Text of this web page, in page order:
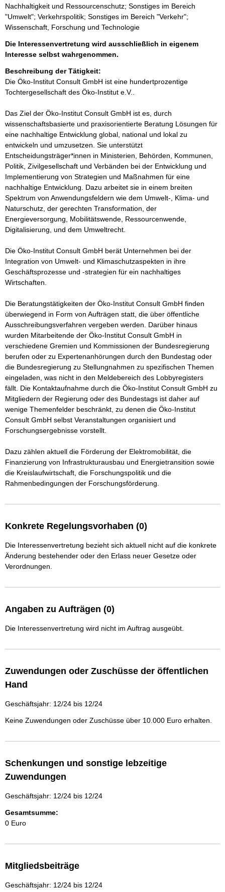
Nachhaltigkeit und Ressourcenschutz; Sonstiges im Bereich
"Umwelt"; Verkehrspolitik; Sonstiges im Bereich "Verkehr";
Wissenschaft, Forschung und Technologie
Die Interessenvertretung wird ausschließlich in eigenem
Interesse selbst wahrgenommen.
Beschreibung der Tätigkeit:
Die Öko-Institut Consult GmbH ist eine hundertprozentige
Tochtergesellschaft des Öko-Institut e.V..
Das Ziel der Öko-Institut Consult GmbH ist es, durch
wissenschaftsbasierte und praxisorientierte Beratung Lösungen für
eine nachhaltige Entwicklung global, national und lokal zu
entwickeln und umzusetzen. Sie unterstützt
Entscheidungsträger*innen in Ministerien, Behörden, Kommunen,
Politik, Zivilgesellschaft und Verbänden bei der Entwicklung und
Implementierung von Strategien und Maßnahmen für eine
nachhaltige Entwicklung. Dazu arbeitet sie in einem breiten
Spektrum von Anwendungsfeldern wie dem Umwelt-, Klima- und
Naturschutz, der gerechten Transformation, der
Energieversorgung, Mobilitätswende, Ressourcenwende,
Digitalisierung, und dem Umweltrecht.
Die Öko-Institut Consult GmbH berät Unternehmen bei der
Integration von Umwelt- und Klimaschutzaspekten in ihre
Geschäftsprozesse und -strategien für ein nachhaltiges
Wirtschaften.
Die Beratungstätigkeiten der Öko-Institut Consult GmbH finden
überwiegend in Form von Aufträgen statt, die über öffentliche
Ausschreibungsverfahren vergeben werden. Darüber hinaus
wurden Mitarbeitende der Öko-Institut Consult GmbH in
verschiedene Gremien und Kommissionen der Bundesregierung
berufen oder zu Expertenanhörungen durch den Bundestag oder
die Bundesregierung zu Stellungnahmen zu spezifischen Themen
eingeladen, was nicht in den Meldebereich des Lobbyregisters
fällt. Die Kontaktaufnahme durch die Öko-Institut Consult GmbH zu
Mitgliedern der Regierung oder des Bundestags ist daher auf
wenige Themenfelder beschränkt, zu denen die Öko-Institut
Consult GmbH selbst Veranstaltungen organisiert und
Forschungsergebnisse vorstellt.
Dazu zählen aktuell die Förderung der Elektromobilität, die
Finanzierung von Infrastrukturausbau und Energietransition sowie
die Kreislaufwirtschaft, die Forschungspolitik und die
Rahmenbedingungen der Forschungsförderung.
Konkrete Regelungsvorhaben (0)
Die Interessenvertretung bezieht sich aktuell nicht auf die konkrete
Änderung bestehender oder den Erlass neuer Gesetze oder
Verordnungen.
Angaben zu Aufträgen (0)
Die Interessenvertretung wird nicht im Auftrag ausgeübt.
Zuwendungen oder Zuschüsse der öffentlichen
Hand
Geschäftsjahr: 12/24 bis 12/24
Keine Zuwendungen oder Zuschüsse über 10.000 Euro erhalten.
Schenkungen und sonstige lebzeitige
Zuwendungen
Geschäftsjahr: 12/24 bis 12/24
Gesamtsumme:
0 Euro
Mitgliedsbeiträge
Geschäftsjahr: 12/24 bis 12/24